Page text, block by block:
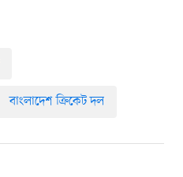
বাংলাদেশ ক্রিকেট দল